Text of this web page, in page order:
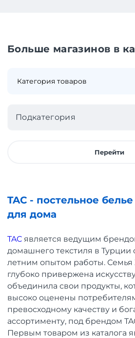
Больше магазинов в
Подкатегория
Перейти
TAC - постельное
для дома
TAC является ведущим
домашнего текстиля в Турции
летним опытом работы. Семья
глубоко привержена
объединила свои продукты,
высоко оценены
превосходному качеству и
ассортименту, под брендом
Первым товаром из каталога